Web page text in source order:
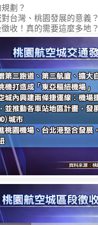
劃？
台灣、桃園發展的意義？
收！真的需要這麼多地？